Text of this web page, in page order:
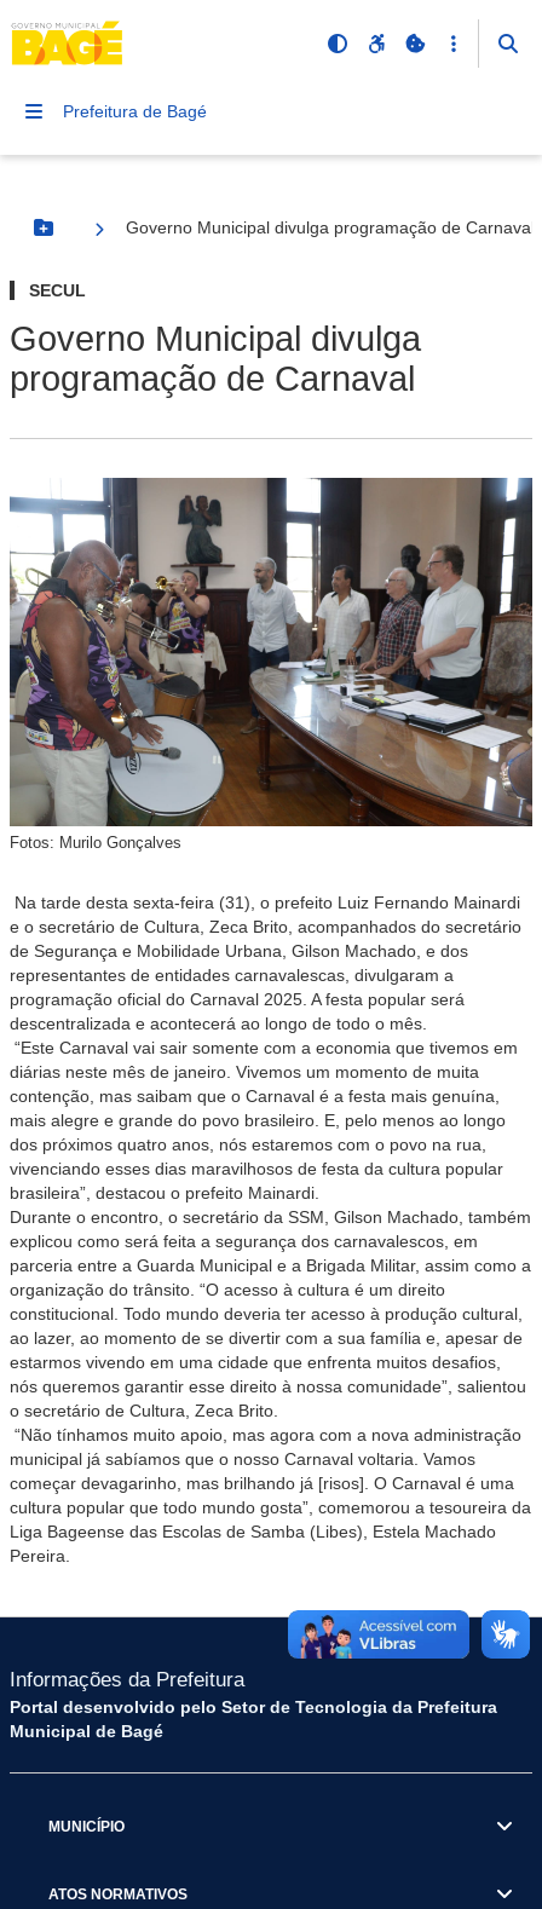
Prefeitura de Bagé
Botão Menu
Governo Municipal divulga programação de Carnaval
SECUL
Governo Municipal divulga
programação de Carnaval
Fotos: Murilo Gonçalves
Na tarde desta sexta-feira (31), o prefeito Luiz Fernando Mainardi
e o secretário de Cultura, Zeca Brito, acompanhados do secretário
de Segurança e Mobilidade Urbana, Gilson Machado, e dos
representantes de entidades carnavalescas, divulgaram a
programação oficial do Carnaval 2025. A festa popular será
descentralizada e acontecerá ao longo de todo o mês.
“Este Carnaval vai sair somente com a economia que tivemos em
diárias neste mês de janeiro. Vivemos um momento de muita
contenção, mas saibam que o Carnaval é a festa mais genuína,
mais alegre e grande do povo brasileiro. E, pelo menos ao longo
dos próximos quatro anos, nós estaremos com o povo na rua,
vivenciando esses dias maravilhosos de festa da cultura popular
brasileira”, destacou o prefeito Mainardi.
Durante o encontro, o secretário da SSM, Gilson Machado, também
explicou como será feita a segurança dos carnavalescos, em
parceria entre a Guarda Municipal e a Brigada Militar, assim como a
organização do trânsito. “O acesso à cultura é um direito
constitucional. Todo mundo deveria ter acesso à produção cultural,
ao lazer, ao momento de se divertir com a sua família e, apesar de
estarmos vivendo em uma cidade que enfrenta muitos desafios,
nós queremos garantir esse direito à nossa comunidade”, salientou
o secretário de Cultura, Zeca Brito.
“Não tínhamos muito apoio, mas agora com a nova administração
municipal já sabíamos que o nosso Carnaval voltaria. Vamos
começar devagarinho, mas brilhando já [risos]. O Carnaval é uma
cultura popular que todo mundo gosta”, comemorou a tesoureira da
Liga Bageense das Escolas de Samba (Libes), Estela Machado
Pereira.
Informações da Prefeitura
Portal desenvolvido pelo Setor de Tecnologia da Prefeitura
Municipal de Bagé
MUNICÍPIO
ATOS NORMATIVOS